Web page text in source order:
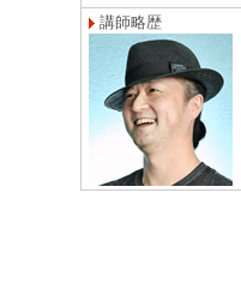
講師略歴